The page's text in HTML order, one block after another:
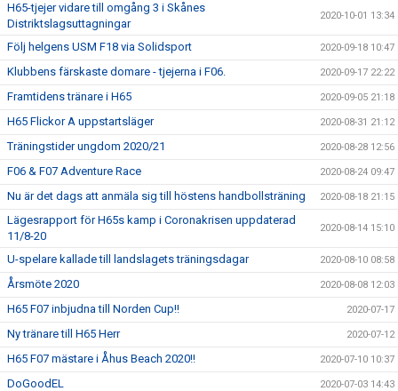
H65-tjejer vidare till omgång 3 i Skånes
Distriktslagsuttagningar
2020-10-01 13:34
Följ helgens USM F18 via Solidsport 2020-09-18 10:47
Klubbens färskaste domare - tjejerna i F06. 2020-09-17 22:22
Framtidens tränare i H65 2020-09-05 21:18
H65 Flickor A uppstartsläger 2020-08-31 21:12
Träningstider ungdom 2020/21 2020-08-28 12:56
F06 & F07 Adventure Race 2020-08-24 09:47
Nu är det dags att anmäla sig till höstens handbollsträning 2020-08-18 21:15
Lägesrapport för H65s kamp i Coronakrisen uppdaterad
11/8-20
2020-08-14 15:10
U-spelare kallade till landslagets träningsdagar 2020-08-10 08:58
Årsmöte 2020 2020-08-08 12:03
H65 F07 inbjudna till Norden Cup!! 2020-07-17
Ny tränare till H65 Herr 2020-07-12
H65 F07 mästare i Åhus Beach 2020!! 2020-07-10 10:37
DoGoodEL 2020-07-03 14:43